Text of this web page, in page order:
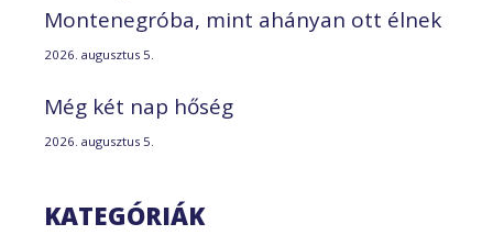
Montenegróba, mint ahányan ott élnek
2026. augusztus 5.
Még két nap hőség
2026. augusztus 5.
KATEGÓRIÁK